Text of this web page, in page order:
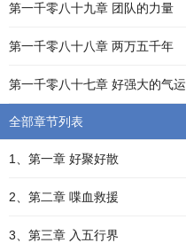
第一千零八十九章 团队的力量
第一千零八十八章 两万五千年
第一千零八十七章 好强大的气运
全部章节列表
1、第一章 好聚好散
2、第二章 喋血救援
3、第三章 入五行界